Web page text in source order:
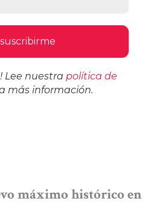
Lee nuestra política de
más información.
máximo histórico en